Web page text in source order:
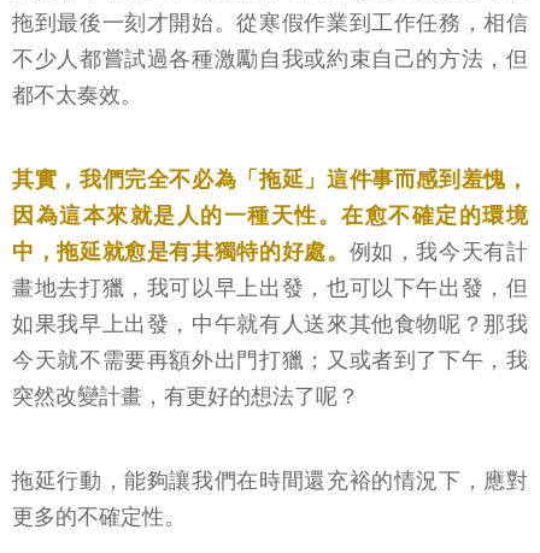
拖到最後一刻才開始。從寒假作業到工作任務，相信
不少人都嘗試過各種激勵自我或約束自己的方法，但
都不太奏效。
其實，我們完全不必為「拖延」這件事而感到羞愧，
因為這本來就是人的一種天性。在愈不確定的環境
中，拖延就愈是有其獨特的好處。 例如，我今天有計
畫地去打獵，我可以早上出發，也可以下午出發，但
如果我早上出發，中午就有人送來其他食物呢？那我
今天就不需要再額外出門打獵；又或者到了下午，我
突然改變計畫，有更好的想法了呢？
拖延行動，能夠讓我們在時間還充裕的情況下，應對
更多的不確定性。